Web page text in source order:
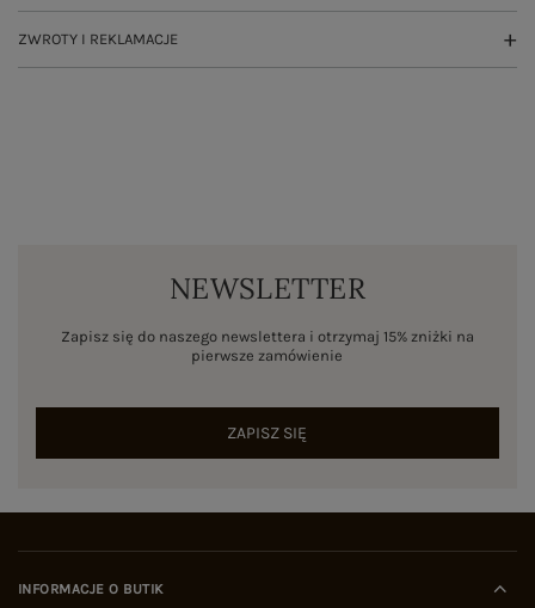
ZWROTY I REKLAMACJE
NEWSLETTER
Zapisz się do naszego newslettera i otrzymaj 15% zniżki na
pierwsze zamówienie
ZAPISZ SIĘ
INFORMACJE O BUTIK